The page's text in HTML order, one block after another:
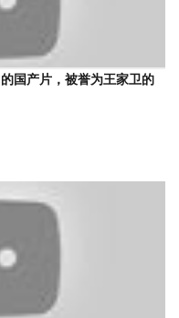
国产片，被誉为王家卫的